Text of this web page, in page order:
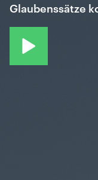
Glaubenssätze